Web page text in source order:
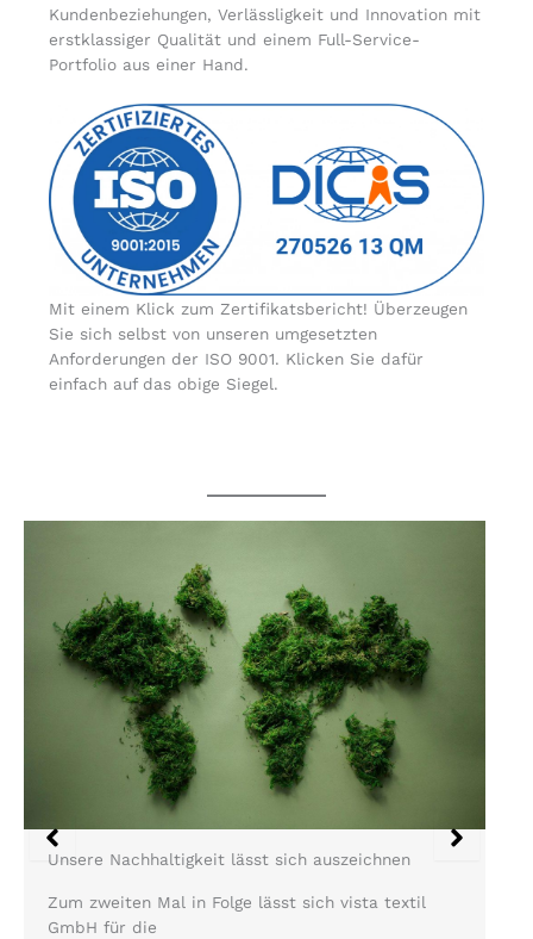
Kundenbeziehungen, Verlässligkeit und Innovation mit
erstklassiger Qualität und einem Full-Service-
Portfolio aus einer Hand.
Mit einem Klick zum Zertifikatsbericht! Überzeugen
Sie sich selbst von unseren umgesetzten
Anforderungen der ISO 9001. Klicken Sie dafür
einfach auf das obige Siegel.
Unsere Nachhaltigkeit lässt sich auszeichnen
Zum zweiten Mal in Folge lässt sich vista textil
GmbH für die